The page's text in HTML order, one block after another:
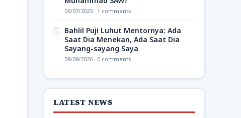
06/07/2023 · 1 comments
5
Bahlil Puji Luhut Mentornya: Ada
Saat Dia Menekan, Ada Saat Dia
Sayang-sayang Saya
08/08/2026 · 0 comments
LATEST NEWS